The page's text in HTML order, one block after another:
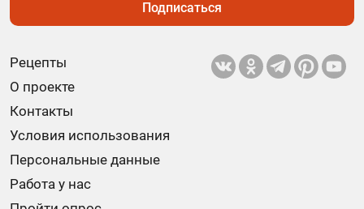
Рецепты
О проекте
Контакты
Условия использования
Персональные данные
Работа у нас
Подписаться